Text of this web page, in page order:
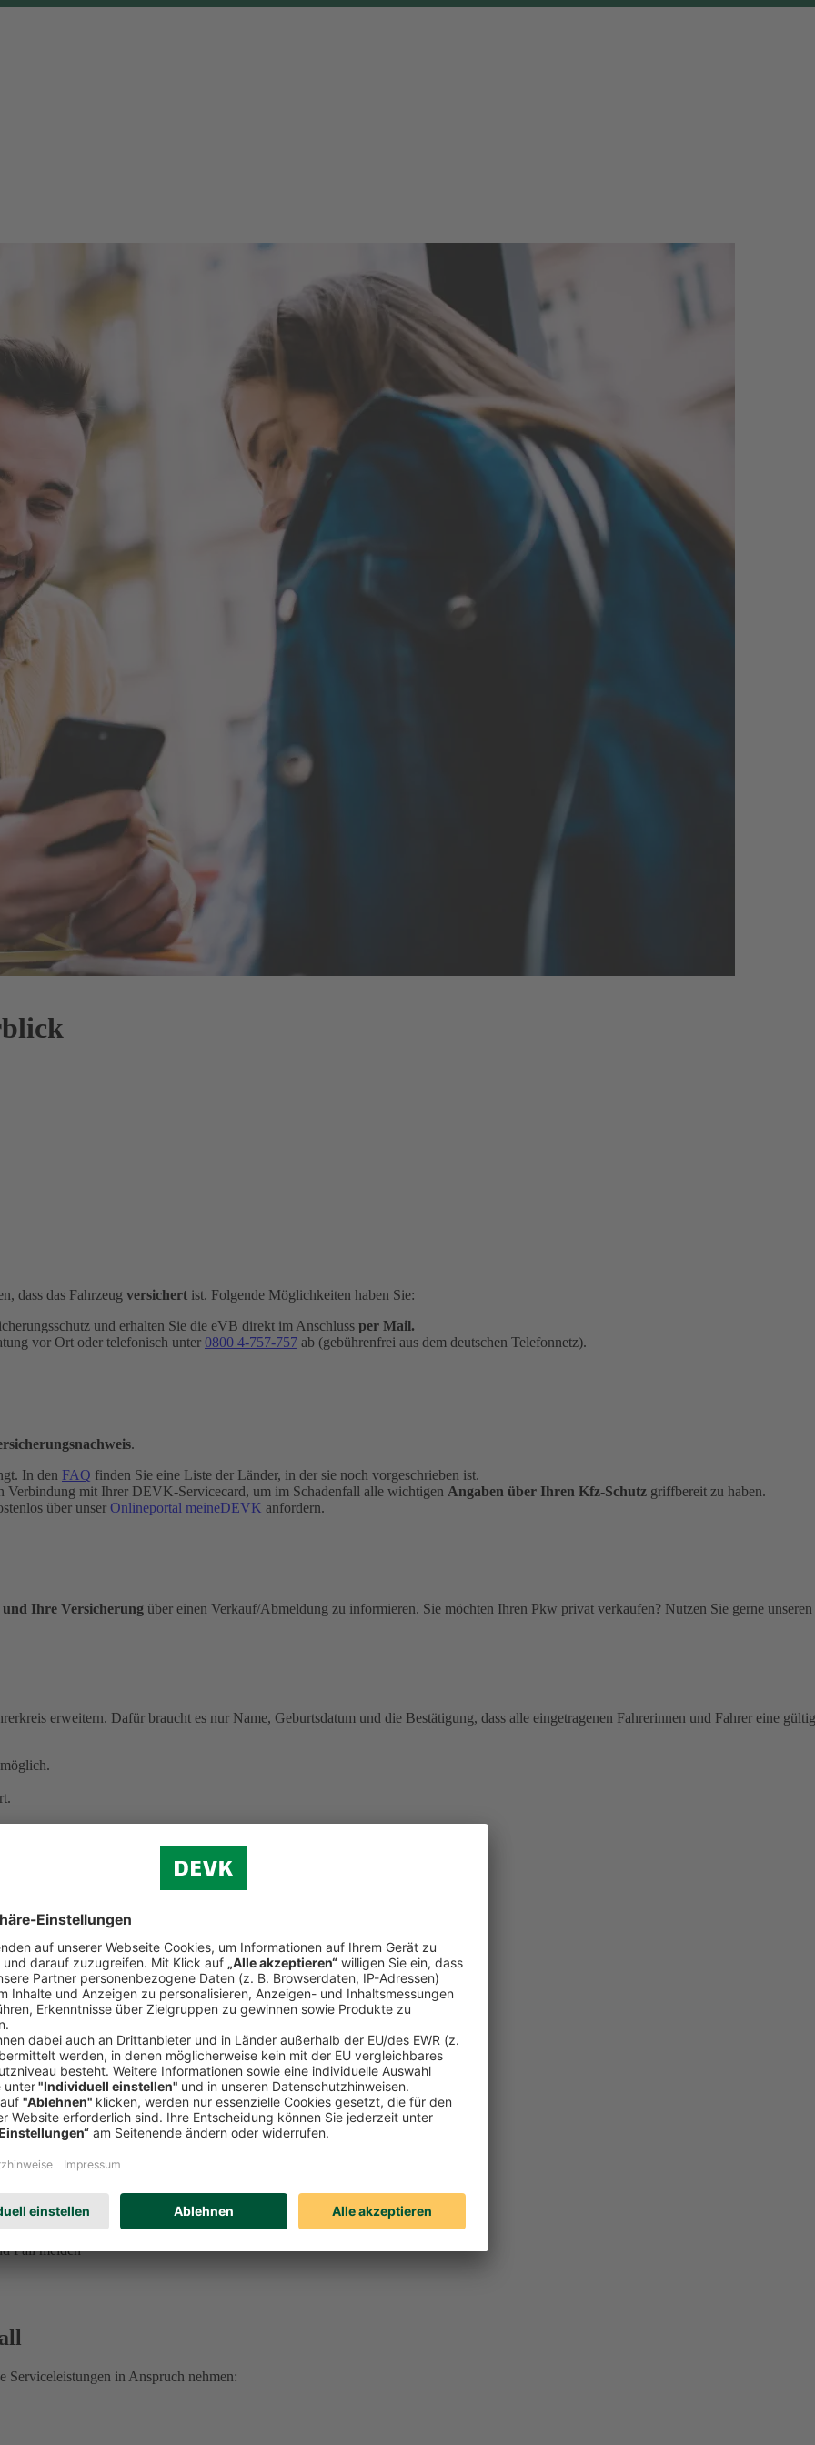
dass das Fahrzeug versichert ist. Folgende Möglichkeiten haben Sie:
und erhalten Sie die eVB direkt im Anschluss per Mail.
vor Ort oder telefonisch unter 0800 4-​757-757 ab (gebührenfrei aus dem deutschen Telefonnetz).
.
In den FAQ finden Sie eine Liste der Länder, in der sie noch vorgeschrieben ist.
Verbindung mit Ihrer DEVK-Servicecard, um im Schadenfall alle wichtigen Angaben über Ihren Kfz-Schutz griffbereit zu haben.
über unser Onlineportal meineDEVK anfordern.
und Ihre Versicherung über einen Verkauf/Abmeldung zu informieren. Sie möchten Ihren Pkw privat verkaufen? Nutzen Sie gerne unseren
erweitern. Dafür braucht es nur Name, Geburtsdatum und die Bestätigung, dass alle eingetragenen Fahrerinnen und Fahrer eine
möglich.
mehr selbstbestimmt entscheiden können.
Vorsorgevollmacht, Betreuungsverfügung und mehr
erhalten Sie unter0221 757-1996.
sprechen Sie Ihre:n DEVK Berater:in an.
Fall melden
Serviceleistungen in Anspruch nehmen: